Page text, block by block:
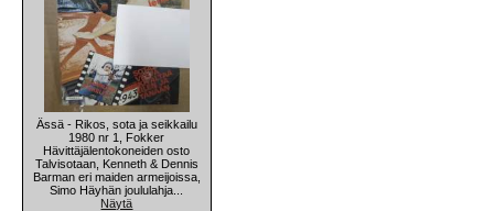
Ässä - Rikos, sota ja seikkailu
1980 nr 1, Fokker
Hävittäjälentokoneiden osto
Talvisotaan, Kenneth & Dennis
Barman eri maiden armeijoissa,
Simo Häyhän joululahja...
Näytä